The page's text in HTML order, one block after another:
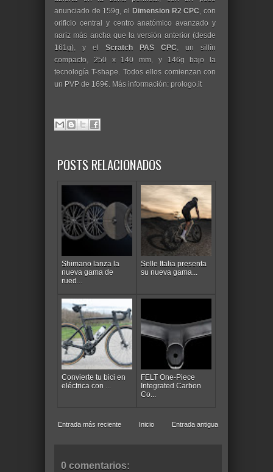
anunciado de 159g, el
Dimension R2 CPC, con
orificio central y centro anatómico avanzado y
nariz más ancha que la versión anterior (desde
161g), y el Scratch PAS CPC, un sillín
compacto, 250 x 140 mm, y 146g bajo la
tecnología T-shape. Todos ellos comienzan con
un PVP de 169€. Más información: prologo.it
POSTS RELACIONADOS
Shimano lanza la
nueva gama de
rued...
Selle Italia presenta
su nueva gama...
Convierte tu bici en
eléctrica con ...
FELT One-Piece
Integrated Carbon
Co...
Entrada más reciente Entrada antigua
Inicio
0 comentarios: